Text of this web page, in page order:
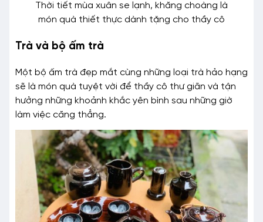
Thời tiết mùa xuân se lạnh, khăng choàng là
món quà thiết thực dành tặng cho thầy cô
Trà và bộ ấm trà
Một bộ ấm trà đẹp mắt cùng những loại trà hảo hạng
sẽ là món quà tuyệt vời để thầy cô thư giãn và tận
hưởng những khoảnh khắc yên bình sau những giờ
làm việc căng thẳng.